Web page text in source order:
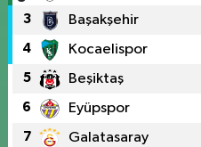
3 Başakşehir
4 Kocaelispor
5 Beşiktaş
6 Eyüpspor
7 Galatasaray